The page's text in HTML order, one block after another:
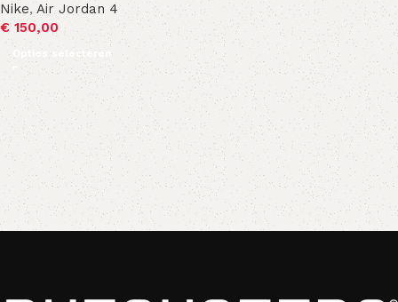
Nike,Air Jordan 4
€150,00
Opties selecteren